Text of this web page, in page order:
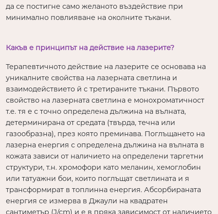
да се постигне само желаното въздействие при
минимално повлияване на околните тъкани.
Какъв е принципът на действие на лазерите?
Терапевтичното действие на лазерите се основава на
уникалните свойства на лазерната светлина и
взаимодействието й с третираните тъкани. Първото
свойство на лазерната светлина е монохроматичност
т.е. тя е с точно определена дължина на вълната,
детерминирана от средата (твърда, течна или
газообразна), през която преминава. Поглъщането на
лазерна енергия с определена дължина на вълната в
кожата зависи от наличието на определени таргетни
структури, т.н. хромофори като меланин, хемоглобин
или татуажни бои, които поглъщат светлината и я
трансформират в топлинна енергия. Абсорбираната
енергия се измерва в Джаули на квадратен
сантиметър (J/cm) и е в пряка зависимост от наличието